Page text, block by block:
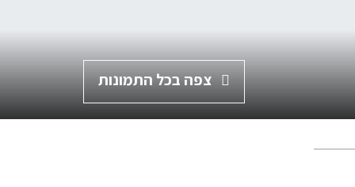
צפה בכל התמונות